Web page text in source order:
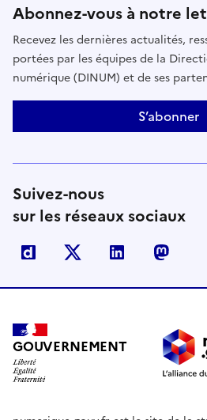
Abonnez-vous à notre
Recevez les dernières actualités,
portées par les équipes de la
numérique (DINUM) et de ses
S’abonner
Suivez-nous
sur les réseaux sociaux
Dailymotion Linkedin
GOUVERNEMENT